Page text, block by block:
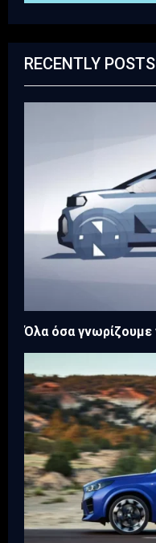
RECENTLY POSTS
Όλα όσα γνωρίζουμε